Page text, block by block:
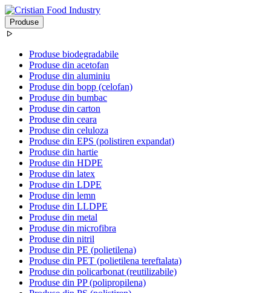
Produse
Produse biodegradabile
Produse din acetofan
Produse din aluminiu
Produse din bopp (celofan)
Produse din bumbac
Produse din carton
Produse din ceara
Produse din celuloza
Produse din EPS (polistiren expandat)
Produse din hartie
Produse din HDPE
Produse din latex
Produse din LDPE
Produse din lemn
Produse din LLDPE
Produse din metal
Produse din microfibra
Produse din nitril
Produse din PE (polietilena)
Produse din PET (polietilena tereftalata)
Produse din policarbonat (reutilizabile)
Produse din PP (polipropilena)